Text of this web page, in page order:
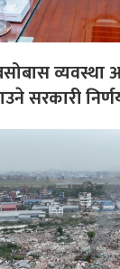
व्यवस्था
सरकारी